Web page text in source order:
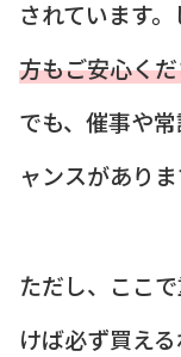
されています。
方もご安心く
でも、催事や
ャンスがありま
ただし、ここ
けば必ず買え